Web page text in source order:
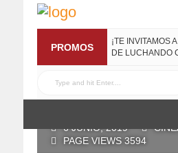
PROMOS
¡TE INVITAMOS
DE LUCHANDO
REGALA EL
6 JUNIO, 2019
PAGE VIEWS 3594